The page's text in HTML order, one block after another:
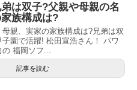
は双子?父親や母親の名
族構成は?
親、実家の家族構成は?兄弟は双
園で活躍! 松田宣浩さん！ パワ
福岡ソフ...
記事を読む